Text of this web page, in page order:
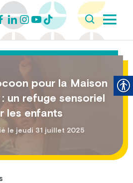
pour la Maison
un refuge sensoriel
les enfants
le jeudi 31 juillet 2025